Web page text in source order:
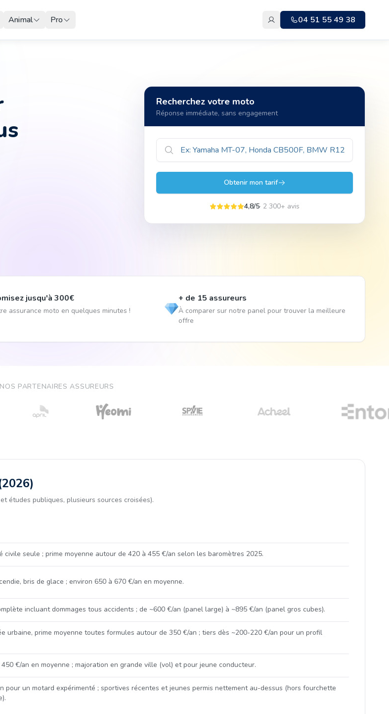
Animal Pro 04 51 55 49 38
Recherchez votre moto
Réponse immédiate, sans engagement
Obtenir mon tarif
4,8/5· 2 300+ avis
jusqu'à 300€
assurance moto en quelques minutes !
+ de 15 assureurs
À comparer sur notre panel pour trouver la meilleure
offre
NOS PARTENAIRES ASSUREURS
études publiques, plusieurs sources croisées).
civile seule ; prime moyenne autour de 420 à 455 €/an selon les baromètres 2025.
bris de glace ; environ 650 à 670 €/an en moyenne.
incluant dommages tous accidents ; de ~600 €/an (panel large) à ~895 €/an (panel gros cubes).
urbaine, prime moyenne toutes formules autour de 350 €/an ; tiers dès ~200-220 €/an pour un profil
€/an en moyenne ; majoration en grande ville (vol) et pour jeune conducteur.
pour un motard expérimenté ; sportives récentes et jeunes permis nettement au-dessus (hors fourchette